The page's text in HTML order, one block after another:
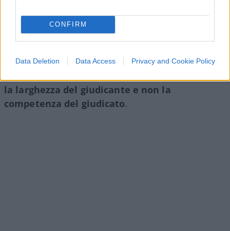
CONFIRM
Data Deletion Data Access Privacy and Cookie Policy
precedenze. E quei benefici non piovono dal cielo:
attingono a fondi contingentati, per cui il
negato di un altro. La meritocrazia, invocata come
la larghezza del giudicante e non la
competenza del giudicato.